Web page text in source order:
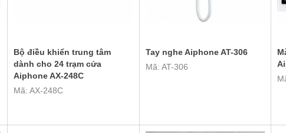
Bộ điều khiển trung tâm
dành cho 24 trạm cửa
Aiphone AX-248C
Mã: AX-248C
Tay nghe Aiphone AT-306
Mã: AT-306